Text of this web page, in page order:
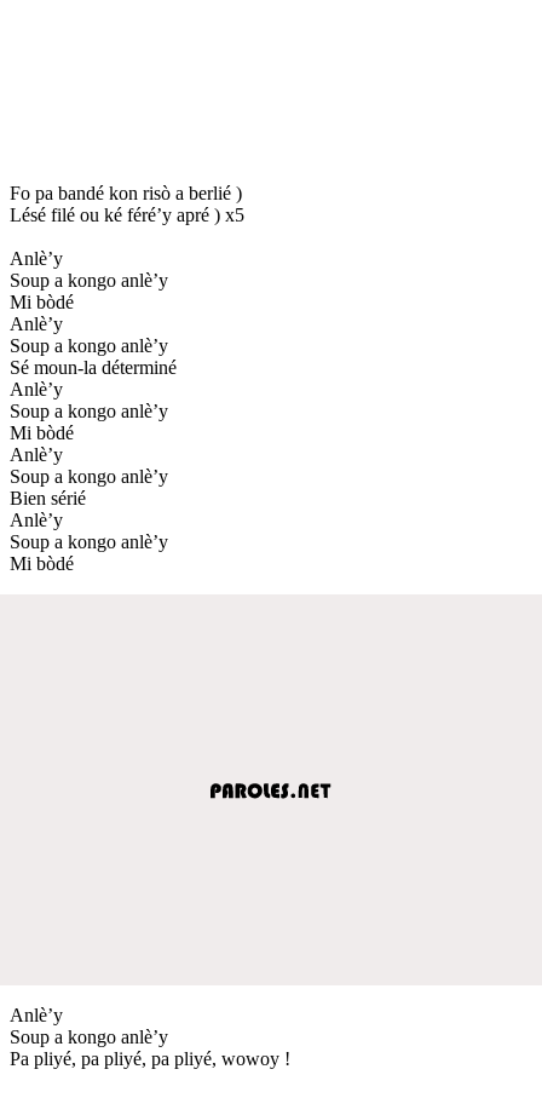
Fo pa bandé kon risò a berlié )
Lésé filé ou ké féré’y apré ) x5
Anlè’y
Soup a kongo anlè’y
Mi bòdé
Anlè’y
Soup a kongo anlè’y
Sé moun-la déterminé
Anlè’y
Soup a kongo anlè’y
Mi bòdé
Anlè’y
Soup a kongo anlè’y
Bien sérié
Anlè’y
Soup a kongo anlè’y
Mi bòdé
Anlè’y
Soup a kongo anlè’y
Pa pliyé, pa pliyé, pa pliyé, wowoy !